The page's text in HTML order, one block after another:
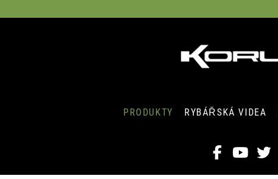
PRODUKTY RYBÁŘSKÁ VIDEA